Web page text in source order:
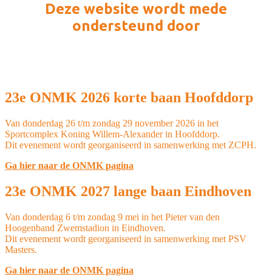
Deze website wordt mede
ondersteund door
23e ONMK 2026 korte baan Hoofddorp
Van donderdag 26 t/m zondag 29 november 2026 in het
Sportcomplex Koning Willem-Alexander in Hoofddorp.
Dit evenement wordt georganiseerd in samenwerking met ZCPH.
Ga hier naar de ONMK pagina
23e ONMK 2027 lange baan Eindhoven
Van donderdag 6 t/m zondag 9 mei in het Pieter van den
Hoogenband Zwemstadion in Eindhoven.
Dit evenement wordt georganiseerd in samenwerking met PSV
Masters.
Ga hier naar de ONMK pagina